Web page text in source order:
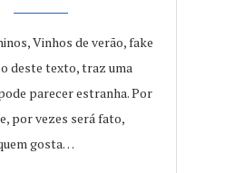
Vinhos de verão, fake
deste texto, traz uma
parecer estranha. Por
por vezes será fato,
gosta…